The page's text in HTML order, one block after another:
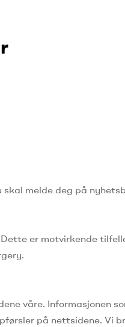
melde deg på
Dette er motvirkende
våre. Informasjonen
på nettsidene. Vi